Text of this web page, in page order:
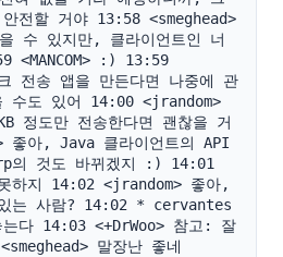
전할 거야 13:58 <smeghead>
수 있지만, 클라이언트인 너
:) 13:59
전송 앱을 만든다면 나중에 관
수도 있어 14:00 <jrandom>
정도만 전송한다면 괜찮을 거
좋아, Java 클라이언트의 API
의 것도 바뀌겠지 :) 14:01
못하지 14:02 <jrandom> 좋아,
는 사람? 14:02 * cervantes
다 14:03 <+DrWoo> 참고: 잘
말장난 좋네